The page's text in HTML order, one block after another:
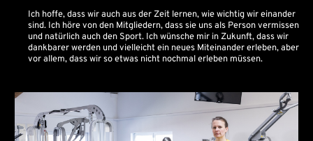
Ich hoffe, dass wir auch aus der Zeit lernen, wie wichtig wir einander
sind. Ich höre von den Mitgliedern, dass sie uns als Person vermissen
und natürlich auch den Sport. Ich wünsche mir in Zukunft, dass wir
dankbarer werden und vielleicht ein neues Miteinander erleben, aber
vor allem, dass wir so etwas nicht nochmal erleben müssen.